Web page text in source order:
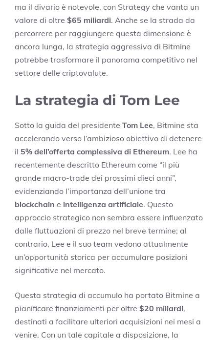
ma il divario è notevole, con Strategy che vanta un
valore di oltre $65 miliardi. Anche se la strada da
percorrere per raggiungere questa dimensione è
ancora lunga, la strategia aggressiva di Bitmine
potrebbe trasformare il panorama competitivo nel
settore delle criptovalute.
La strategia di Tom Lee
Sotto la guida del presidente Tom Lee, Bitmine sta
accelerando verso l’ambizioso obiettivo di detenere
il 5% dell’offerta complessiva di Ethereum. Lee ha
recentemente descritto Ethereum come “il più
grande macro-trade dei prossimi dieci anni”,
evidenziando l’importanza dell’unione tra
blockchain e intelligenza artificiale. Questo
approccio strategico non sembra essere influenzato
dalle fluttuazioni di prezzo nel breve termine; al
contrario, Lee e il suo team vedono attualmente
un’opportunità storica per accumulare posizioni
significative nel mercato.
Questa strategia di accumulo ha portato Bitmine a
pianificare finanziamenti per oltre $20 miliardi,
destinati a facilitare ulteriori acquisizioni nei mesi a
venire. Con un tale capitale a disposizione, la